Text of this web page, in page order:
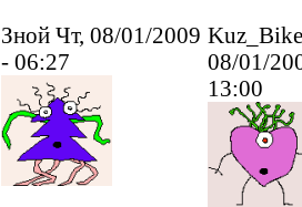
Зной Чт, 08/01/2009
- 06:27
08/01/
13:00